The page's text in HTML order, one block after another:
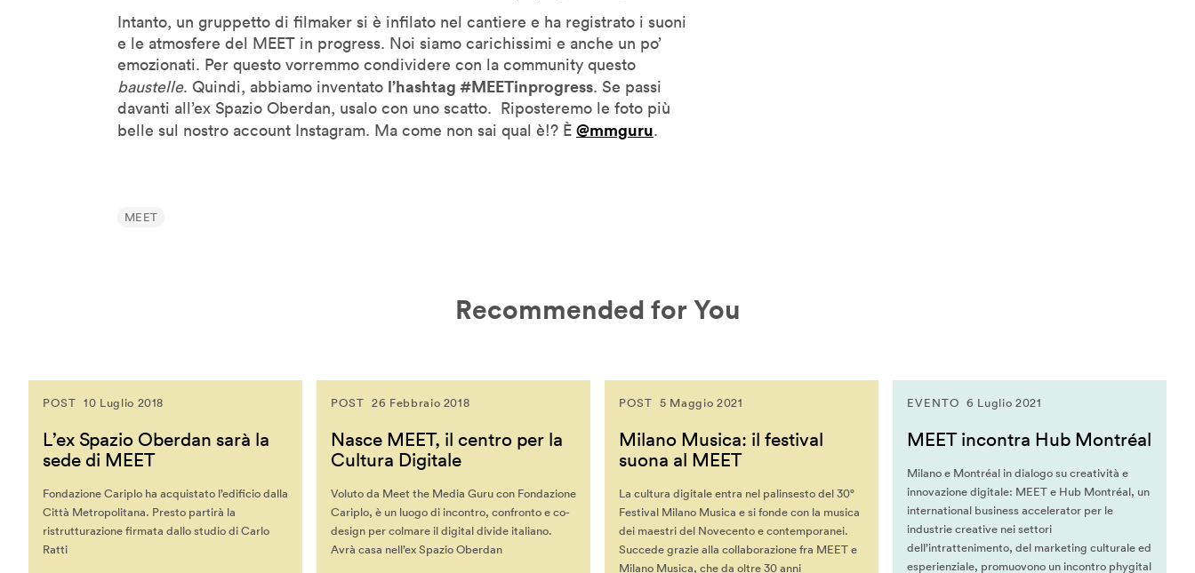
Hiroshi Ishii
Honor Harger
Hsin-Chien Huang
Italo Rota
Jack Horner
Jonathan Woetzel
Karan Singh
Intanto, un gruppetto di filmaker si è infilato nel cantiere e ha registrato i suoni
e le atmosfere del MEET in progress. Noi siamo carichissimi e anche un po’
emozionati. Per questo vorremmo condividere con la community questo
baustelle. Quindi, abbiamo inventato l’hashtag #MEETinprogress. Se passi
davanti all’ex Spazio Oberdan, usalo con uno scatto. Riposteremo le foto più
belle sul nostro account Instagram. Ma come non sai qual è!? È @mmguru.
MEET
Recommended for You
POST 10 Luglio 2018
L’ex Spazio Oberdan sarà la
sede di MEET
Fondazione Cariplo ha acquistato l’edificio dalla
Città Metropolitana. Presto partirà la
ristrutturazione firmata dallo studio di Carlo
Ratti
POST 26 Febbraio 2018
Nasce MEET, il centro per la
Cultura Digitale
Voluto da Meet the Media Guru con Fondazione
Cariplo, è un luogo di incontro, confronto e co-
design per colmare il digital divide italiano.
Avrà casa nell’ex Spazio Oberdan
POST 5 Maggio 2021
Milano Musica: il festival
suona al MEET
La cultura digitale entra nel palinsesto del 30°
Festival Milano Musica e si fonde con la musica
dei maestri del Novecento e contemporanei.
Succede grazie alla collaborazione fra MEET e
Milano Musica, che da oltre 30 anni
EVENTO 6 Luglio 2021
MEET incontra Hub Montréal
Milano e Montréal in dialogo su creatività e
innovazione digitale: MEET e Hub Montréal, un
international business accelerator per le
industrie creative nei settori
dell’intrattenimento, del marketing culturale ed
esperienziale, promuovono un incontro phygital